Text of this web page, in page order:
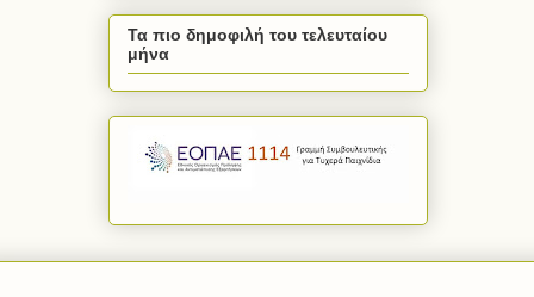
Τα πιο δημοφιλή του τελευταίου
μήνα